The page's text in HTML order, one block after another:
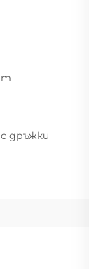
дръжки